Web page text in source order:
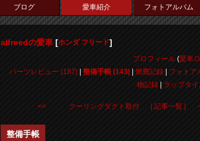
ブログ 愛車紹介 フォトアルバム
alfreedの愛車 [ホンダ フリード]
プロフィール(愛車
パーツレビュー (187)| 整備手帳 (143)| 燃費記録| フォトア
物記録| ラップタイ
<< クーリングダクト取付 | 記事一覧 |
整備手帳